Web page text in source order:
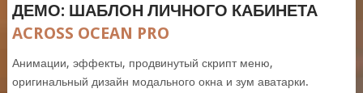
ДЕМО: ШАБЛОН ЛИЧНОГО КАБИНЕТА
ACROSS OCEAN PRO
Анимации, эффекты, продвинутый скрипт меню,
оригинальный дизайн модального окна и зум аватарки.